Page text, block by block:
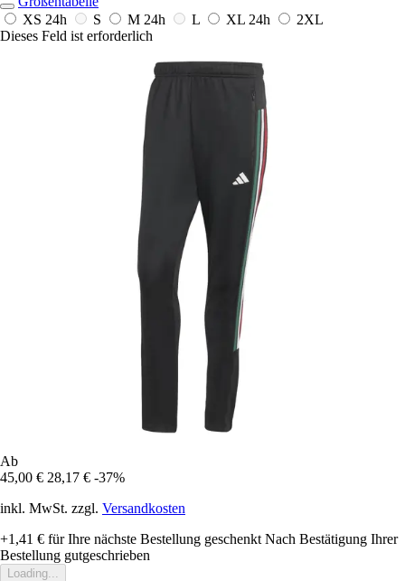
XS 24h S M 24h L XL 24h
2XL
Dieses Feld ist erforderlich
Ab
45,00 € 28,17 € -37%
inkl. MwSt. zzgl. Versandkosten
+1,41 € für Ihre nächste Bestellung geschenkt Nach Bestätigung Ihrer
Bestellung gutgeschrieben
Loading...